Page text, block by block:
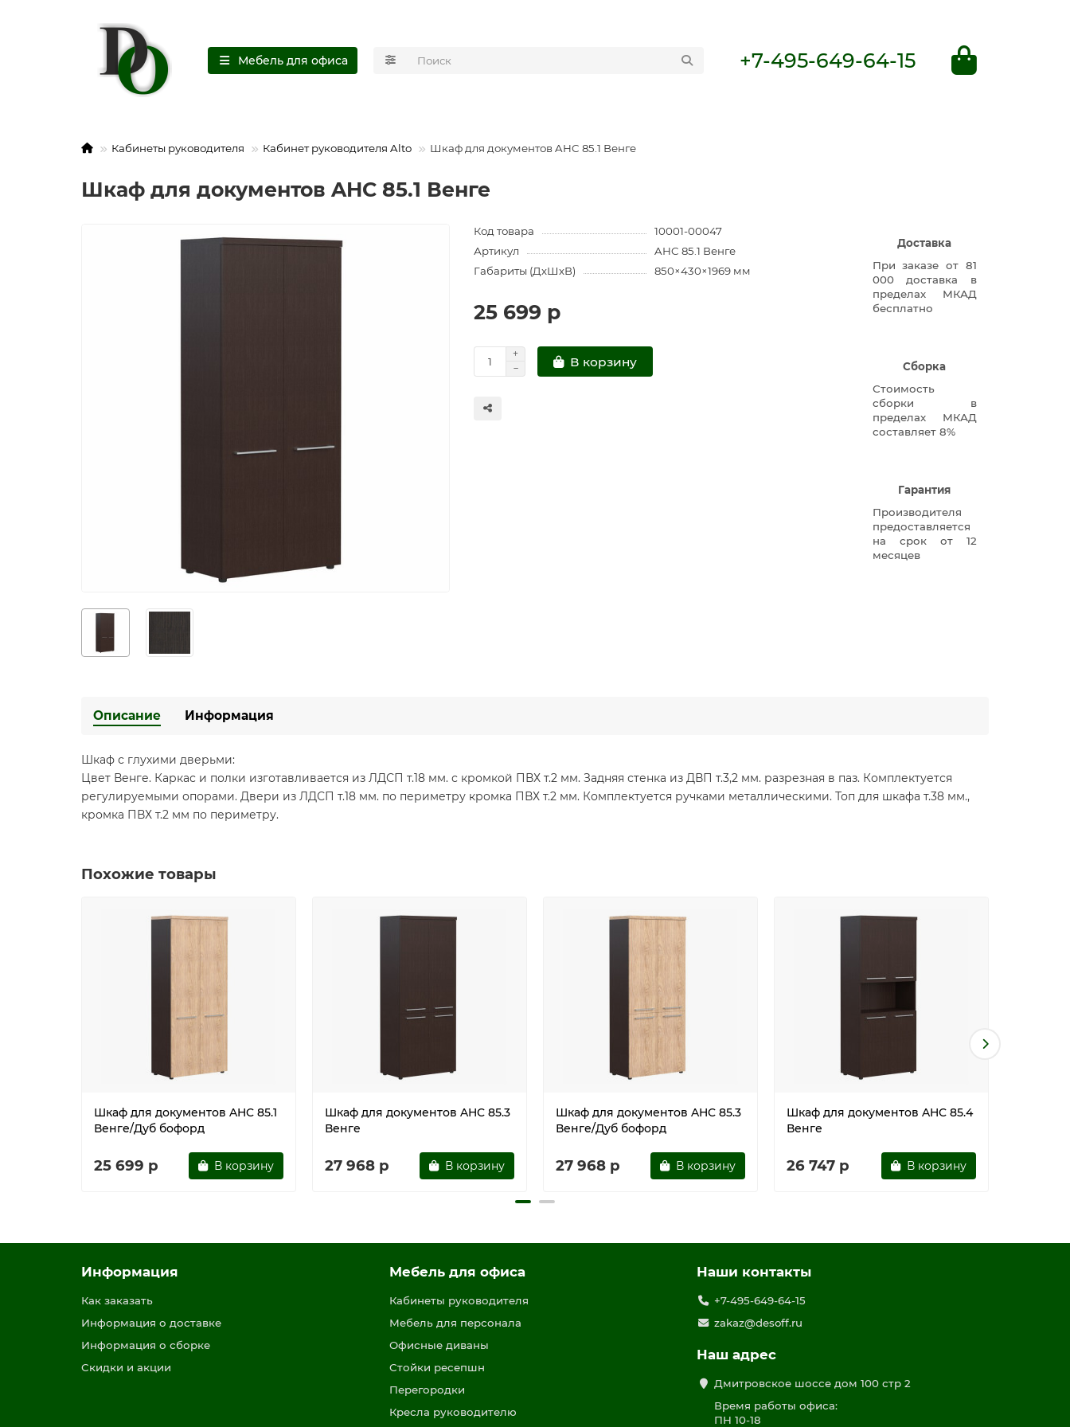
Мебель для офиса +7-495-649-64-15
Кабинеты руководителя Кабинет руководителя Alto Шкаф для документов AHC 85.1 Венге
Шкаф для документов AHC 85.1 Венге
Код товара
10001-00047
Артикул
AHC 85.1 Венге
Габариты (ДхШхВ)
850×430×1969 мм
25 699 р
В корзину
Доставка
При заказе от 81
000 доставка в
пределах МКАД
бесплатно
Сборка
Стоимость
сборки в
пределах МКАД
составляет 8%
Гарантия
Производителя
предоставляется
на срок от 12
месяцев
Описание Информация
Шкаф с глухими дверьми:
Цвет Венге. Каркас и полки изготавливается из ЛДСП т.18 мм. с кромкой ПВХ т.2 мм. Задняя стенка из ДВП т.3,2 мм. разрезная в паз. Комплектуется
регулируемыми опорами. Двери из ЛДСП т.18 мм. по периметру кромка ПВХ т.2 мм. Комплектуется ручками металлическими. Топ для шкафа т.38 мм.,
кромка ПВХ т.2 мм по периметру.
Похожие товары
Шкаф для документов AHC 85.1
Венге/Дуб бофорд
25 699 р В корзину
Шкаф для документов AHC 85.3
Венге
27 968 р В корзину
Шкаф для документов AHC 85.3
Венге/Дуб бофорд
27 968 р В корзину
Шкаф для документов AHC 85.4
Венге
26 747 р В корзину
Информация
Как заказать
Информация о доставке
Информация о сборке
Скидки и акции
Мебель для офиса
Кабинеты руководителя
Мебель для персонала
Офисные диваны
Стойки ресепшн
Перегородки
Кресла руководителю
Наши контакты
+7-495-649-64-15
zakaz@desoff.ru
Наш адрес
Дмитровское шоссе дом 100 стр 2
Время работы офиса:
ПН 10-18